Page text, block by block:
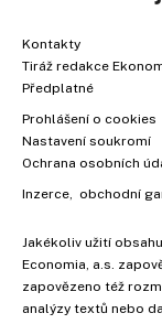
Kontakty
Tiráž redakce
Předplatné
Prohlášení o cookies
Nastavení soukromí
Ochrana osobních
Inzerce , obchodní
Jakékoliv užití
Economia, a.s.
zapovězeno též
analýzy textů nebo